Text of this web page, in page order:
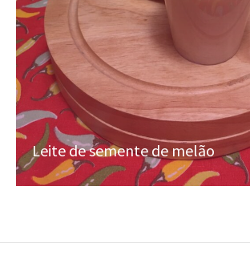
Leite de semente de melão